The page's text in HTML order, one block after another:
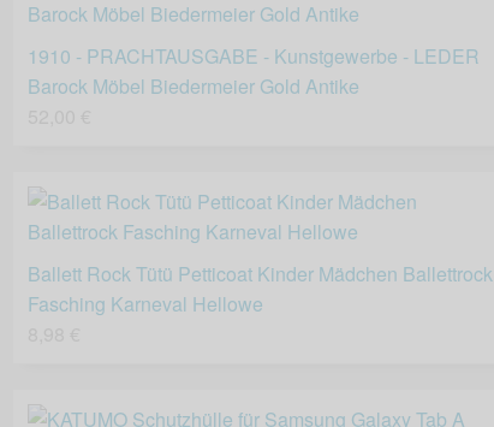
1910 - PRACHTAUSGABE - Kunstgewerbe - LEDER
Barock Möbel Biedermeier Gold Antike
Ballett Rock Tütü Petticoat Kinder Mädchen Ballettrock
Fasching Karneval Hellowe